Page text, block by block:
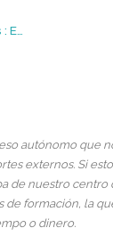
autónomo que
externos. Si
de nuestro centro
de formación, la
o dinero.